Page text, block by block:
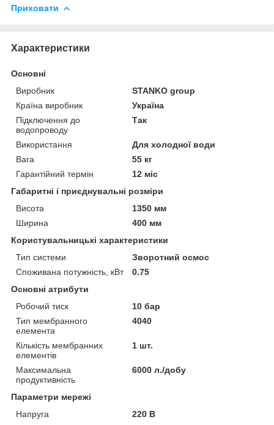
Приховати
Характеристики
Основні
Виробник
STANKO group
Країна виробник
Україна
Підключення до
водопроводу
Так
Використання
Для холодної води
Вага
55 кг
Гарантійний термін
12 міс
Габаритні і приєднувальні розміри
Висота
1350 мм
Ширина
400 мм
Користувальницькі характеристики
Тип системи
Зворотний осмос
Споживана потужність, кВт
0.75
Основні атрибути
Робочий тиск
10 бар
Тип мембранного
елемента
4040
Кількість мембранних
елементів
1 шт.
Максимальна
продуктивність
6000 л./добу
Параметри мережі
Напруга
220 В